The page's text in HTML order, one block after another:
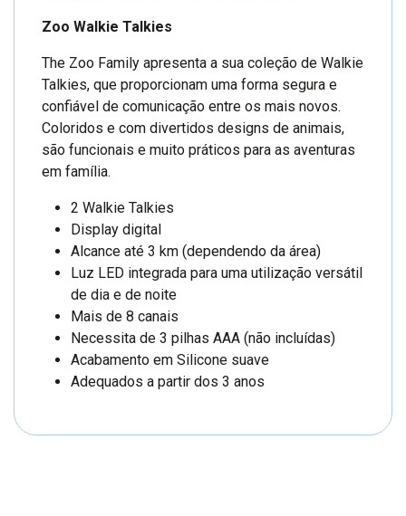
Zoo Walkie Talkies
The Zoo Family apresenta a sua coleção de Walkie
Talkies, que proporcionam uma forma segura e
confiável de comunicação entre os mais novos.
Coloridos e com divertidos designs de animais,
são funcionais e muito práticos para as aventuras
em família.
2 Walkie Talkies
Display digital
Alcance até 3 km (dependendo da área)
Luz LED integrada para uma utilização versátil
de dia e de noite
Mais de 8 canais
Necessita de 3 pilhas AAA (não incluídas)
Acabamento em Silicone suave
Adequados a partir dos 3 anos